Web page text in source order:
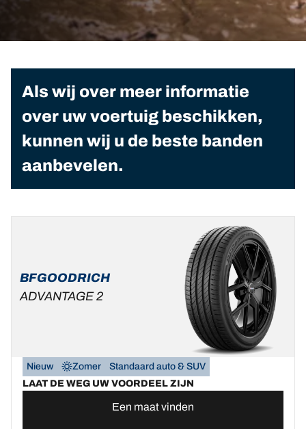
Als wij over meer informatie
over uw voertuig beschikken,
kunnen wij u de beste banden
aanbevelen.
BFGOODRICH
ADVANTAGE 2
Nieuw Zomer
Standaard auto & SUV
LAAT DE WEG UW VOORDEEL ZIJN
Een maat vinden